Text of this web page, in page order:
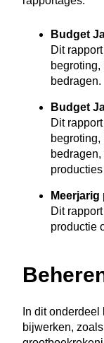
Budget
Dit
bedragen.
Budget
Dit
Dit
productie
In dit
bijwerken,